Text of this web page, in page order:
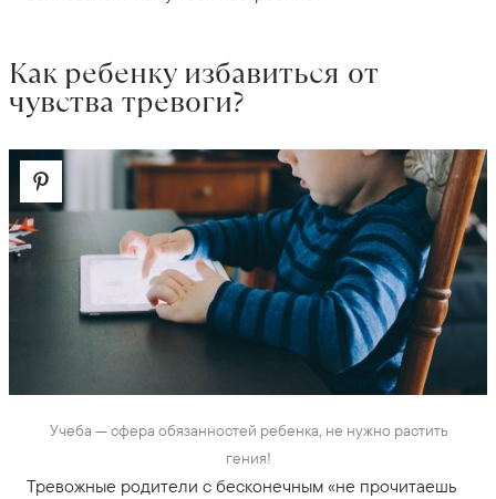
Как ребенку избавиться от
чувства тревоги?
Учеба — сфера обязанностей ребенка, не нужно растить
гения!
Тревожные родители с бесконечным «не прочитаешь